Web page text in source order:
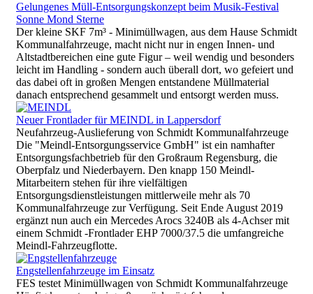
Gelungenes Müll-Entsorgungskonzept beim Musik-Festival
Sonne Mond Sterne
Der kleine SKF 7m³ - Minimüllwagen, aus dem Hause Schmidt
Kommunalfahrzeuge, macht nicht nur in engen Innen- und
Altstadtbereichen eine gute Figur – weil wendig und besonders
leicht im Handling - sondern auch überall dort, wo gefeiert und
das dabei oft in großen Mengen entstandene Müllmaterial
danach entsprechend gesammelt und entsorgt werden muss.
Neuer Frontlader für MEINDL in Lappersdorf
Neufahrzeug-Auslieferung von Schmidt Kommunalfahrzeuge
Die "Meindl-Entsorgungsservice GmbH" ist ein namhafter
Entsorgungsfachbetrieb für den Großraum Regensburg, die
Oberpfalz und Niederbayern. Den knapp 150 Meindl-
Mitarbeitern stehen für ihre vielfältigen
Entsorgungsdienstleistungen mittlerweile mehr als 70
Kommunalfahrzeuge zur Verfügung. Seit Ende August 2019
ergänzt nun auch ein Mercedes Arocs 3240B als 4-Achser mit
einem Schmidt -Frontlader EHP 7000/37.5 die umfangreiche
Meindl-Fahrzeugflotte.
Engstellenfahrzeuge im Einsatz
FES testet Minimüllwagen von Schmidt Kommunalfahrzeuge